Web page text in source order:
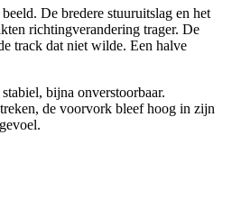
De bredere stuuruitslag en het
richtingverandering trager. De
track dat niet wilde. Een halve
bijna onverstoorbaar.
de voorvork bleef hoog in zijn